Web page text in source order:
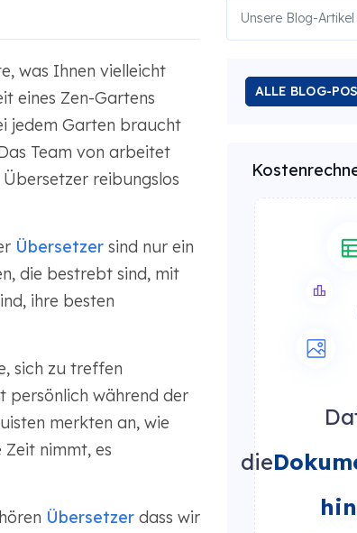
was Ihnen vielleicht
eines Zen-Gartens
jedem Garten braucht
Team von arbeitet
reibungslos
Übersetzersind nur ein
die bestrebt sind, mit
ihre besten
sich zu treffen
persönlich während der
merkten an, wie
Zeit nimmt, es
Übersetzerdass wir
ALLE BLOG-
die